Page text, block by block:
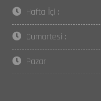
Hafta İçi :
Cumartesi :
Pazar